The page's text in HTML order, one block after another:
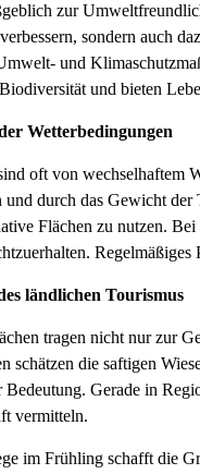
zur
sondern auch
und
und bieten
Wetterbedingungen
oft von wechselhaftem
und durch das Gewicht
Flächen zu nutzen.
ländlichen Tourismus
tragen nicht nur zur
schätzen die saftigen
Bedeutung. Gerade in
vermitteln.
im Frühling schafft die